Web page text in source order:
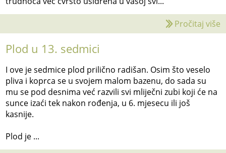
Pročitaj više
Plod u 13. sedmici
I ove je sedmice plod prilično radišan. Osim što veselo
pliva i koprca se u svojem malom bazenu, do sada su
mu se pod desnima već razvili svi mliječni zubi koji će na
sunce izaći tek nakon rođenja, u 6. mjesecu ili još
kasnije.
Plod je ...